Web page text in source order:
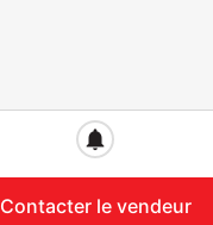
notifications
Contacter le vendeur